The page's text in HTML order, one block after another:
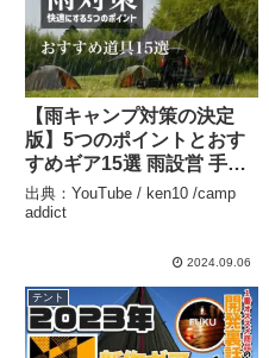
【雨キャンプ対策の決定
版】5つのポイントとおす
すめギア15選 雨設営 手順
準備など – ken10 /camp
addict
出典：YouTube / ken10 /camp
addict
2024.09.06
テント